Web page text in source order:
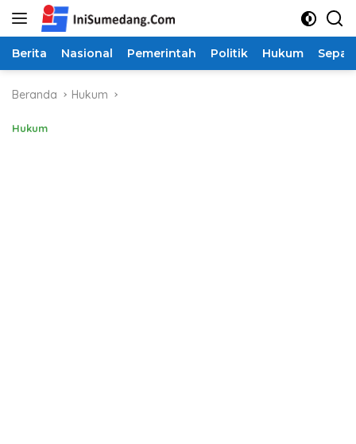
Langsung
Berita Nasional Pemerintah Politik Hukum
Beranda Hukum
Hukum